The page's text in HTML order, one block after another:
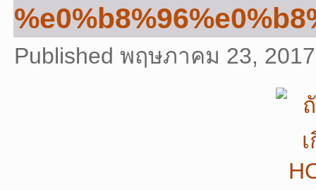
Published พฤษภาคม 23, 2017